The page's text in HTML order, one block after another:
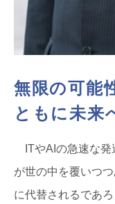
無限の可能
ともに未来
ITやAIの急速な発
が世の中を覆いつ
に代替されるであ